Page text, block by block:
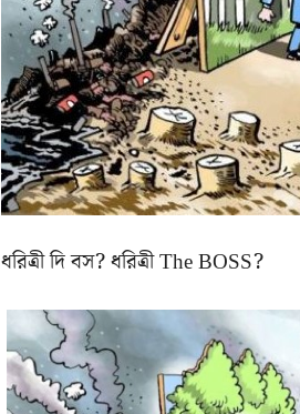
ধরিত্রী দি বস? ধরিত্রী The BOSS?